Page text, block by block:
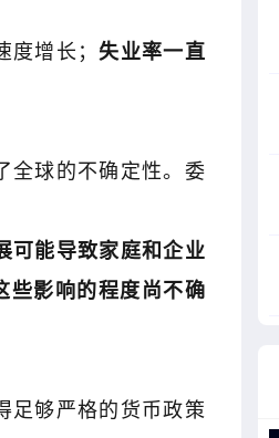
增长； 失业率一直
全球的不确定性。委
可能导致家庭和企业
些影响的程度尚不确
足够严格的货币政策